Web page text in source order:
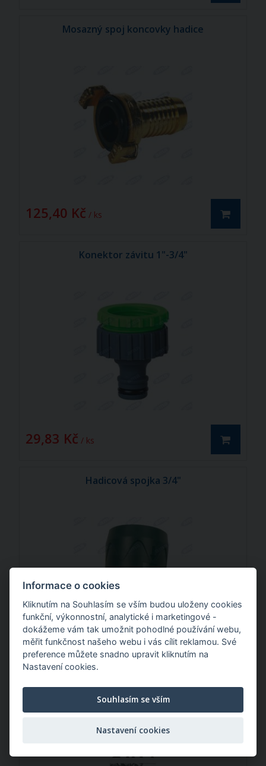
Mosazný spoj koncovky hadice
125,40 Kč / ks
Konektor závitu 1"-3/4"
29,83 Kč / ks
Hadicová spojka 3/4"
50,02 Kč/ ks
Nastavitelná rozprašovací tryska
Informace o cookies
Kliknutím na Souhlasím se vším budou uloženy cookies
funkční, výkonnostní, analytické i marketingové -
dokážeme vám tak umožnit pohodlné používání webu,
měřit funkčnost našeho webu i vás cílit reklamou. Své
preference můžete snadno upravit kliknutím na
Nastavení cookies.
Souhlasím se vším
Nastavení cookies